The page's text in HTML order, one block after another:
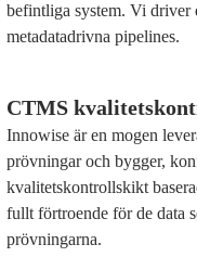
befintliga system. Vi driver
metadatadrivna pipelines.
CTMS
Innowise är en mogen
prövningar och bygger,
kvalitetskontrollskikt
fullt förtroende för de data
prövningarna.